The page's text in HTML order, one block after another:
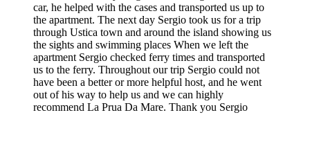
car, he helped with the cases and transported us up to
the apartment. The next day Sergio took us for a trip
through Ustica town and around the island showing us
the sights and swimming places When we left the
apartment Sergio checked ferry times and transported
us to the ferry. Throughout our trip Sergio could not
have been a better or more helpful host, and he went
out of his way to help us and we can highly
recommend La Prua Da Mare. Thank you Sergio